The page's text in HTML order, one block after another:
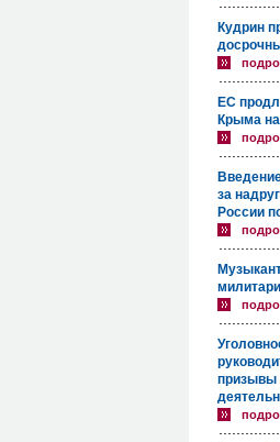
Кудрин
ЕС
Крыма
за
России
призывы